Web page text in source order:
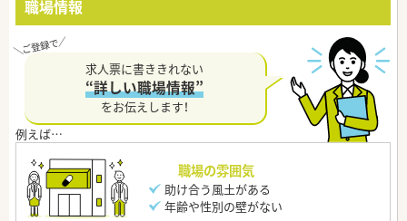
職場情報
求人票に書ききれない
“詳しい職場情報”
をお伝えします！
職場の雰囲気
助け合う風土がある
年齢や性別の壁がない